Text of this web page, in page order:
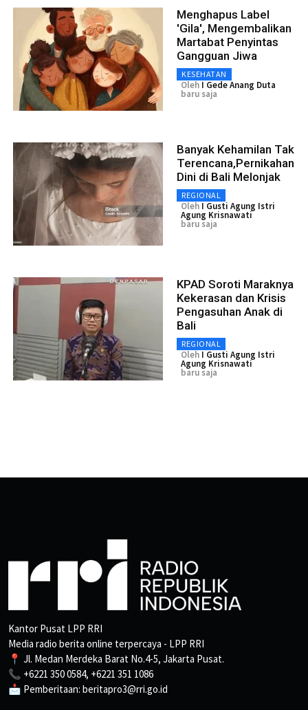
Menghapus Label
'Gila', Mengembalikan
Martabat Penyintas
Gangguan Jiwa
KESEHATAN
Oleh I Gede Anang Duta
baru saja
Banyak Kehamilan Tak
Terencana,Pernikahan
Dini di Bali Melonjak
REGIONAL
Oleh I Gusti Agung Istri
Agung Krisnawati
baru saja
KPAD Soroti Maraknya
Kekerasan dan Krisis
Pengasuhan Anak di
Bali
REGIONAL
Oleh I Gusti Agung Istri
Agung Krisnawati
baru saja
Kantor Pusat LPP RRI
Media radio berita online terpercaya - LPP RRI
📍 Jl. Medan Merdeka Barat No.4-5, Jakarta Pusat.
📞 +6221 350 0584, +6221 351 1086
📩 Pemberitaan: beritapro3@rri.go.id